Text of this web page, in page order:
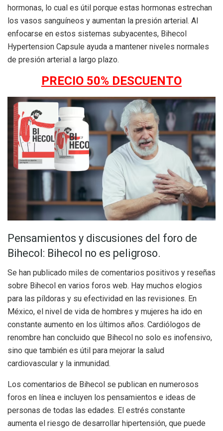
hormonas, lo cual es útil porque estas hormonas estrechan
los vasos sanguíneos y aumentan la presión arterial. Al
enfocarse en estos sistemas subyacentes, Bihecol
Hypertension Capsule ayuda a mantener niveles normales
de presión arterial a largo plazo.
PRECIO 50% DESCUENTO
Pensamientos y discusiones del foro de
Bihecol: Bihecol no es peligroso.
Se han publicado miles de comentarios positivos y reseñas
sobre Bihecol en varios foros web. Hay muchos elogios
para las píldoras y su efectividad en las revisiones. En
México, el nivel de vida de hombres y mujeres ha ido en
constante aumento en los últimos años. Cardiólogos de
renombre han concluido que Bihecol no solo es inofensivo,
sino que también es útil para mejorar la salud
cardiovascular y la inmunidad.
Los comentarios de Bihecol se publican en numerosos
foros en línea e incluyen los pensamientos e ideas de
personas de todas las edades. El estrés constante
aumenta el riesgo de desarrollar hipertensión, que puede